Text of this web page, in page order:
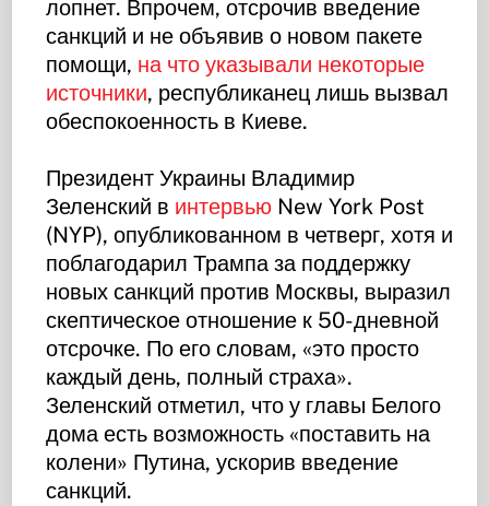
лопнет. Впрочем, отсрочив введение
санкций и не объявив о новом пакете
помощи, на что указывали некоторые
источники, республиканец лишь вызвал
обеспокоенность в Киеве.
Президент Украины Владимир
Зеленский в интервью New York Post
(NYP), опубликованном в четверг, хотя и
поблагодарил Трампа за поддержку
новых санкций против Москвы, выразил
скептическое отношение к 50-дневной
отсрочке. По его словам, «это просто
каждый день, полный страха».
Зеленский отметил, что у главы Белого
дома есть возможность «поставить на
колени» Путина, ускорив введение
санкций.